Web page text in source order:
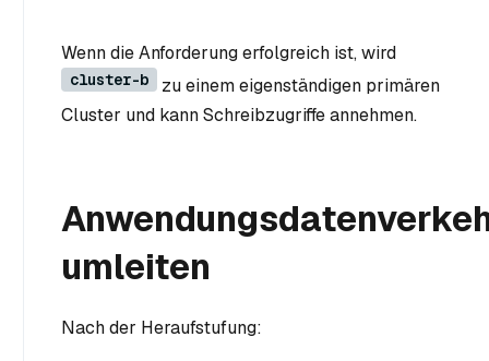
Wenn die Anforderung erfolgreich ist, wird
cluster-b
zu einem eigenständigen primären
Cluster und kann Schreibzugriffe annehmen.
umleiten
Nach der Heraufstufung: